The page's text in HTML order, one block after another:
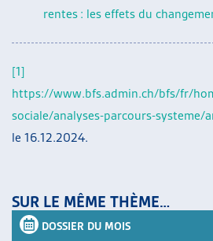
rentes : les effets du
[1]
https://www.bfs.admin.ch/bfs/fr/
sociale/analyses-parcours-systeme/
le 16.12.2024.
SUR LE MÊME THÈME…
DOSSIER DU MOIS